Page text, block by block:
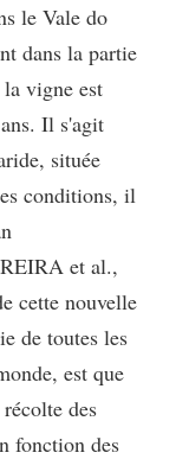
le Vale do
dans la partie
vigne est
Il s'agit
située
conditions, il
et al.,
cette nouvelle
de toutes les
est que
des
fonction des